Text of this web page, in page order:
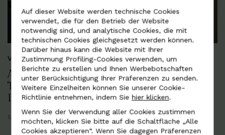
VERANSTALTUNGEN
AUSSTELLUNG „VISIONI TATTILI -
TAKTILE VISIONEN“: ALCANTARA UND
DIE UNIVERSITÄT IULM
Mailand April 2023
Auf dieser Website werden technische Cookies
verwendet, die für den Betrieb der Website
notwendig sind, und analytische Cookies, die mit
technischen Cookies gleichgesetzt werden können.
Darüber hinaus kann die Website mit Ihrer
Zustimmung Profiling-Cookies verwenden, um
Berichte zu erstellen und Ihnen Werbebotschaften
unter Berücksichtigung Ihrer Präferenzen zu senden.
Weitere Einzelheiten können Sie unserer Cookie-
Richtlinie entnehmen, indem Sie hier klicken.
Wenn Sie der Verwendung aller Cookies zustimmen
möchten, klicken Sie bitte auf die Schaltfläche „Alle
Cookies akzeptieren“. Wenn Sie dagegen Präferenzen